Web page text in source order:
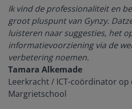
Ik vind de professionaliteit en
groot pluspunt van Gynzy.
luisteren naar suggesties, het
informatievoorziening via de
verbetering noemen.
Tamara Alkemade
Leerkracht / ICT-coördinator op
Margrietschool